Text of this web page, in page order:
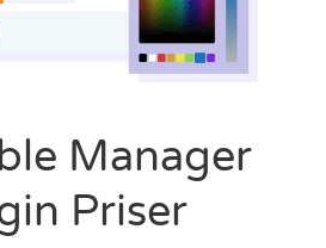
Manager
Priser